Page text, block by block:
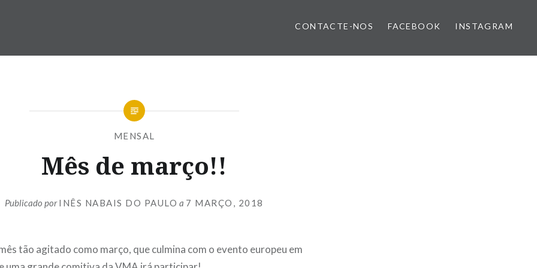
CONTACTE-NOS FACEBOOK INSTAGRAM
MENSAL
Mês de março!!
Publicado porINÊS NABAIS DO PAULO a 7 MARÇO, 2018
tão agitado como março, que culmina com o evento europeu em